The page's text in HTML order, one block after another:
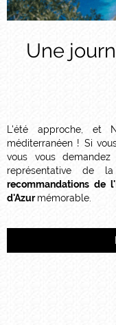
Une
L'été approche, et
méditerranéen ! Si
vous vous
représentative de
recommandations de
d'Azurmémorable.